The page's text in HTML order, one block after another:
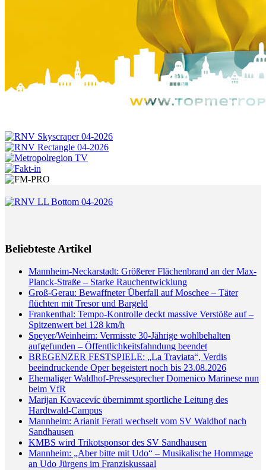
Beliebteste Artikel
Mannheim-Neckarstadt: Größerer Flächenbrand an der Max-
Planck-Straße – Starke Rauchentwicklung
Groß-Gerau: Bewaffneter Überfall auf Moschee – Täter
flüchten mit Tresor und Bargeld
Frankenthal: Tempo-Kontrolle deckt massive Verstöße auf –
Spitzenwert bei 128 km/h
Speyer/Weinheim: Vermisste 30-Jährige wohlbehalten
aufgefunden – Öffentlichkeitsfahndung beendet
BREGENZER FESTSPIELE: „La Traviata“, Verdis
beeindruckende Oper begeistert noch bis 23.08.2026
Ehemaliger Waldhof-Pressesprecher Domenico Marinese nun
beim VfR
Marijan Kovacevic übernimmt sportliche Leitung des
Hardtwald-Campus
Mannheim: Arianit Ferati wechselt vom SV Waldhof nach
Sandhausen
KMBS wird Trikotsponsor des SV Sandhausen
Mannheim: „Aber bitte mit Udo“ – Musikalische Hommage
an Udo Jürgens im Franziskussaal